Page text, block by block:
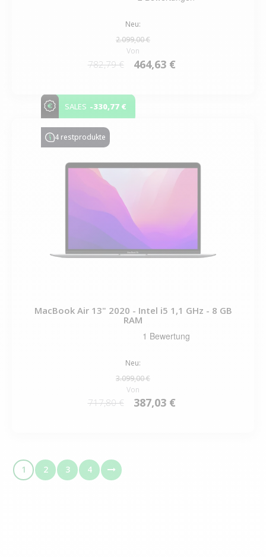
Neu:
2.099,00 €
Von
782,79 € 464,63 €
SALES -330,77 €
4 restprodukte
MacBook Air 13" 2020 - Intel i5 1,1 GHz - 8 GB
RAM
Neu:
3.099,00 €
Von
717,80 € 387,03 €
1 2 3 4